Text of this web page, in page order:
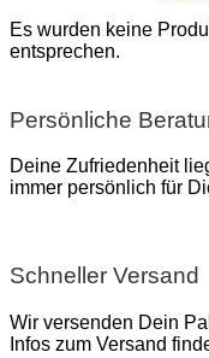
Es wurden keine
entsprechen.
Persönliche
Deine Zufriedenheit
immer persönlich für
Schneller Versand
Wir versenden Dein
Infos zum Versand